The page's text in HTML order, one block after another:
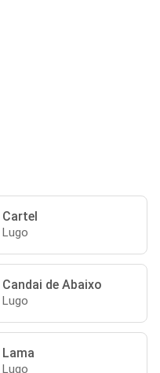
Cartel
Lugo
Candai de Abaixo
Lugo
Lama
Lugo